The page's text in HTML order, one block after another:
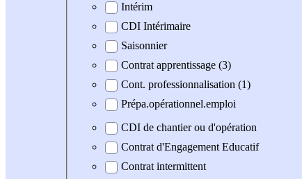
Intérim
CDI Intérimaire
Saisonnier
Contrat apprentissage (3)
Cont. professionnalisation (1)
Prépa.opérationnel.emploi
CDI de chantier ou d'opération
Contrat d'Engagement Educatif
Contrat intermittent